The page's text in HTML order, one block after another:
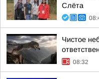
Слёта
Чистое
08:32